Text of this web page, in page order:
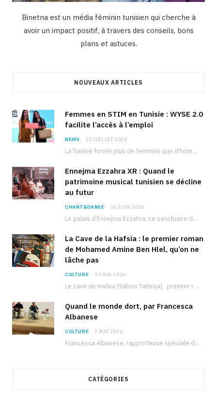
Binetna est un média féminin tunisien qui cherche à
avoir un impact positif, à travers des conseils, bons
plans et astuces.
NOUVEAUX ARTICLES
Femmes en STIM en Tunisie : WYSE 2.0
facilite l’accès à l’emploi
NEWS 15 JUILLET 2026
La Tunisie forme plus de femmes que d’hommes dans les filières scientifiques. Pourtant, pour beaucoup…
Ennejma Ezzahra XR : Quand le
patrimoine musical tunisien se décline
au futur
CHANT&DANSE 16 JUIN 2026
Le palais d’Ennejma Ezzahra, ce sanctuaire de la musique tunisienne et méditerranéenne construit par le…
La Cave de la Hafsia : le premier roman
de Mohamed Amine Ben Hlel, qu’on ne
lâche pas
CULTURE 15 MAI 2026
Le cave de Hafisa (9abou 7afisiya), premier roman du journaliste tunisien Mohamed Amine Ben Hlel,…
Quand le monde dort, par Francesca
Albanese
CULTURE 7 MAI 2026
Francesca Albanese, rapporteuse spéciale de l’ONU sur les territoires palestiniens occupés, était à Tunis pour…
CATÉGORIES